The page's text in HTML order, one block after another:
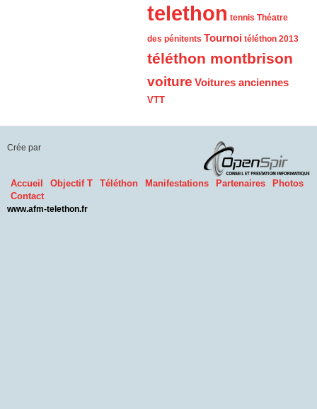
telethon tennis Théatre
des pénitents Tournoi téléthon 2013
téléthon montbrison
voiture Voitures anciennes
VTT
Crée par
Accueil Objectif T Téléthon Manifestations Partenaires
Photos
Contact
www.afm-telethon.fr